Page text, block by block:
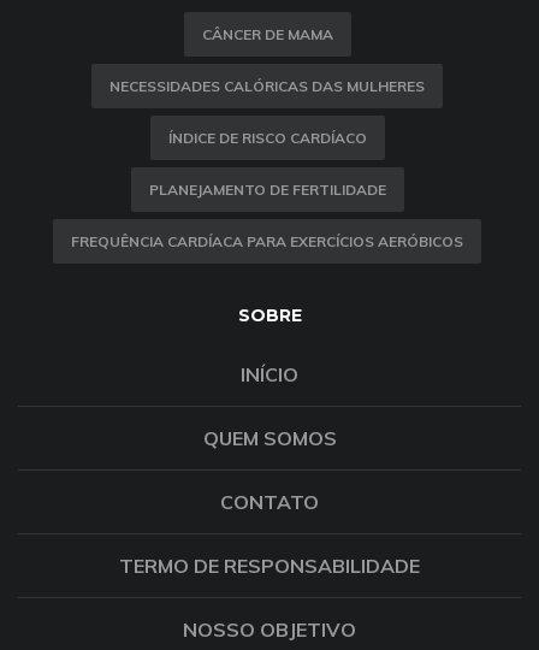
CÂNCER DE MAMA
NECESSIDADES CALÓRICAS DAS MULHERES
ÍNDICE DE RISCO CARDÍACO
PLANEJAMENTO DE FERTILIDADE
FREQUÊNCIA CARDÍACA PARA EXERCÍCIOS AERÓBICOS
SOBRE
INÍCIO
QUEM SOMOS
CONTATO
TERMO DE RESPONSABILIDADE
NOSSO OBJETIVO